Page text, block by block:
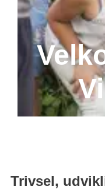
Læring & udvikling
PPR og Psykolog
Samarbejde
Ledige stillinger
Tilsynsrapport
Trivsel,